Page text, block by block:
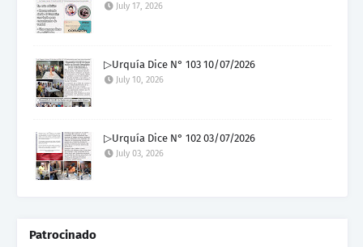
July 17, 2026
▷Urquía Dice N° 103 10/07/2026
July 10, 2026
▷Urquía Dice N° 102 03/07/2026
July 03, 2026
Patrocinado